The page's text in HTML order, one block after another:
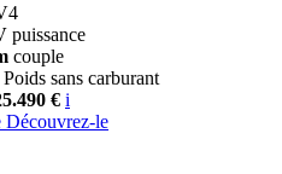
puissance
couple
Poids sans carburant
€ i
Découvrez-le